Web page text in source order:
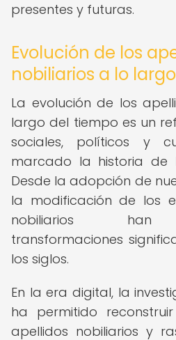
presentes y futuras.
Evolución de los
nobiliarios a lo
La evolución de los
largo del tiempo es un
sociales, políticos y
marcado la historia de
Desde la adopción de
la modificación de los
nobiliarios han
transformaciones
los siglos.
En la era digital, la
ha permitido
apellidos nobiliarios y